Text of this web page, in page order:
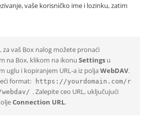
vaše korisničko ime i lozinku, zatim
za vaš Box nalog možete pronaći
na Box, klikom na ikonu Settings u
uglu i kopiranjem URL-a iz polja WebDAV.
format:
https://yourdomain.com/r
. Zalepite ceo URL, uključujući
Connection URL.